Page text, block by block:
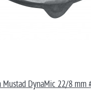
Mustad DynaMic 22/8 mm